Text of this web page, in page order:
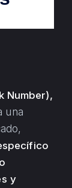
Number),
una
y